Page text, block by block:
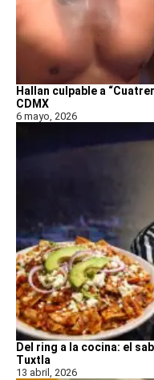
Hallan culpable a
CDMX
6 mayo, 2026
Del ring a la cocina: el
Tuxtla
13 abril, 2026